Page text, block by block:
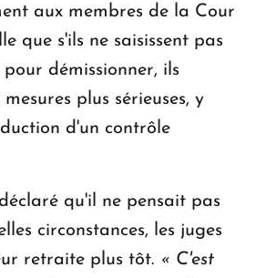
aux membres de la Cour
que s'ils ne saisissent pas
démissionner, ils
plus sérieuses, y
d'un contrôle
qu'il ne pensait pas
circonstances, les juges
retraite plus tôt. « C'est